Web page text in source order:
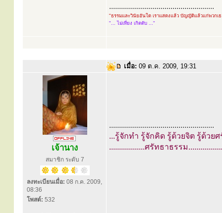
.....................................................
"ธรรมและวินัยอันใด เราแสดงแล้ว บัญญัติแล้วแก่พวกเ
"... ไม่เที่ยง เกิดดับ ..."
เมื่อ: 09 ต.ค. 2009, 19:31
เจ้านาง
สมาชิก ระดับ 7
ลงทะเบียนเมื่อ: 08 ก.ค. 2009,
08:36
โพสต์: 532
.....................................................
...รู้จักทำ รู้จักคิด รู้ด้วยจิต รู้ด้วยศ
..................ศรัทธาธรรม